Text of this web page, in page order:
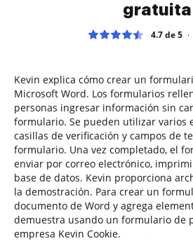
gratuita
4.7 de 5
Kevin explica cómo crear un
Microsoft Word. Los formularios
personas ingresar información sin
formulario. Se pueden utilizar varios
casillas de verificación y campos de
formulario. Una vez completado, el
enviar por correo electrónico,
base de datos. Kevin proporciona
la demostración. Para crear un
documento de Word y agrega
demuestra usando un formulario de
empresa Kevin Cookie.